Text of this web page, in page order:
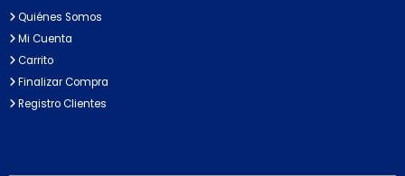
Quiénes Somos
Mi Cuenta
Carrito
Finalizar Compra
Registro Clientes